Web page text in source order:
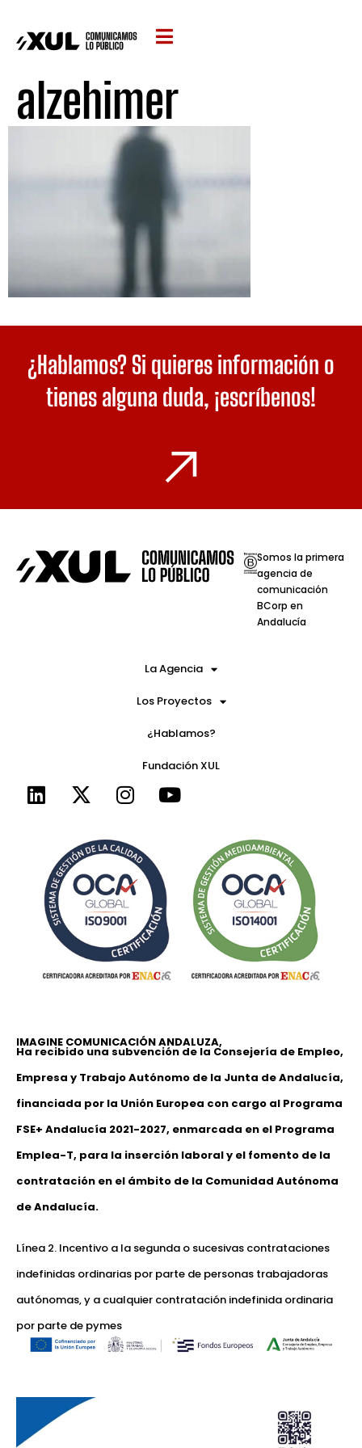
alzehimer
¿Hablamos? Si quieres información o
tienes alguna duda, ¡escríbenos!
Somos la primera
agencia de
comunicación
BCorp en
Andalucía
La Agencia
Los Proyectos
¿Hablamos?
Fundación XUL
IMAGINE COMUNICACIÓN ANDALUZA,
Ha recibido una subvención de la Consejería de Empleo,
Empresa y Trabajo Autónomo de la Junta de Andalucía,
financiada por la Unión Europea con cargo al Programa
FSE+ Andalucía 2021-2027, enmarcada en el Programa
Emplea-T, para la inserción laboral y el fomento de la
contratación en el ámbito de la Comunidad Autónoma
de Andalucía.
Línea 2. Incentivo a la segunda o sucesivas contrataciones
indefinidas ordinarias por parte de personas trabajadoras
autónomas, y a cualquier contratación indefinida ordinaria
por parte de pymes